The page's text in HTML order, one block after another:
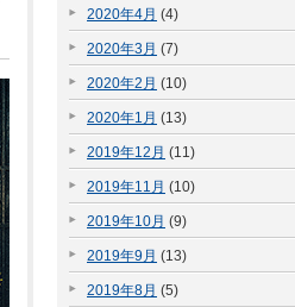
2020年4月 (4)
2020年3月 (7)
2020年2月 (10)
2020年1月 (13)
2019年12月 (11)
2019年11月 (10)
2019年10月 (9)
2019年9月 (13)
2019年8月 (5)